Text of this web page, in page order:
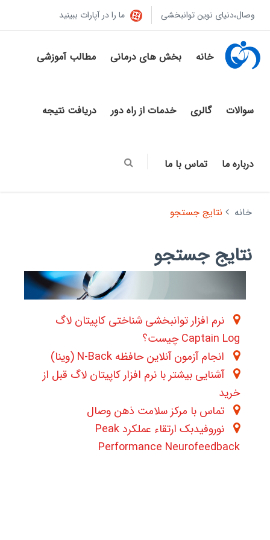
وصال،دنیای نوین توانبخشی ما را در آپارات ببینید
خانه بخش های درمانی مطالب آموزشی
سوالات گالری خدمات از راه دور دریافت نتیجه
درباره ما تماس با ما
خانه نتایج جستجو
نتایج جستجو
نرم افزار توانبخشی شناختی کاپیتان لاگ
Captain Log چیست؟
انجام آزمون آنلاین حافظه N-Back (وینا)
آشنایی بیشتر با نرم افزار کاپیتان لاگ قبل از
خرید
تماس با مرکز سلامت ذهن وصال
نوروفیدبک ارتقاء عملکرد Peak
Performance Neurofeedback